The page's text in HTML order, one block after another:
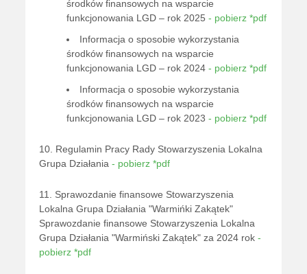
środków finansowych na wsparcie
funkcjonowania LGD – rok 2025- pobierz *pdf
Informacja o sposobie wykorzystania
środków finansowych na wsparcie
funkcjonowania LGD – rok 2024- pobierz *pdf
Informacja o sposobie wykorzystania
środków finansowych na wsparcie
funkcjonowania LGD – rok 2023- pobierz *pdf
10. Regulamin Pracy Rady Stowarzyszenia Lokalna
Grupa Działania- pobierz *pdf
11. Sprawozdanie finansowe Stowarzyszenia
Lokalna Grupa Działania "Warmińki Zakątek"
Sprawozdanie finansowe Stowarzyszenia Lokalna
Grupa Działania "Warmiński Zakątek" za 2024 rok-
pobierz *pdf